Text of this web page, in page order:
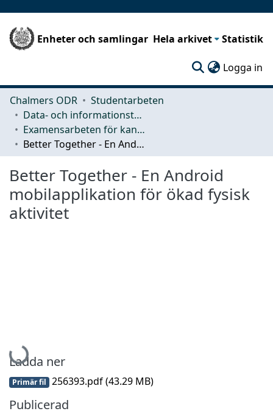
Enheter och samlingar Hela arkivet Statistik
Logga in
Chalmers ODR
Studentarbeten
Data- och informationsteknik (CSE)
Examensarbeten för kandidatexamen
Better Together - En Android mobilapplikation för ökad fysisk aktivitet
Better Together - En Android
mobilapplikation för ökad fysisk
aktivitet
Hämtar...
Ladda ner
Primär fil 256393.pdf(43.29 MB)
Publicerad